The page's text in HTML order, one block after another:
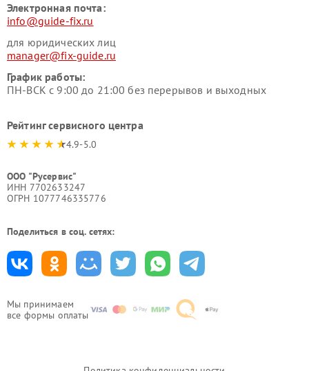
Мы принимаем
все формы оплаты
Электронная почта:
info@guide-fix.ru
для юридических лиц
manager@fix-guide.ru
График работы:
ПН-ВСК с 9:00 до 21:00 без перерывов и выходных
Рейтинг сервисного центра
4.9-5.0
ООО "Русервис"
ИНН 7702633247
ОГРН 1077746335776
Поделиться в соц. сетях: